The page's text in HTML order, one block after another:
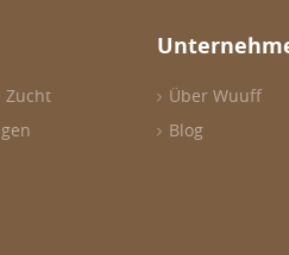
Zucht
Über Wuuff
Blog